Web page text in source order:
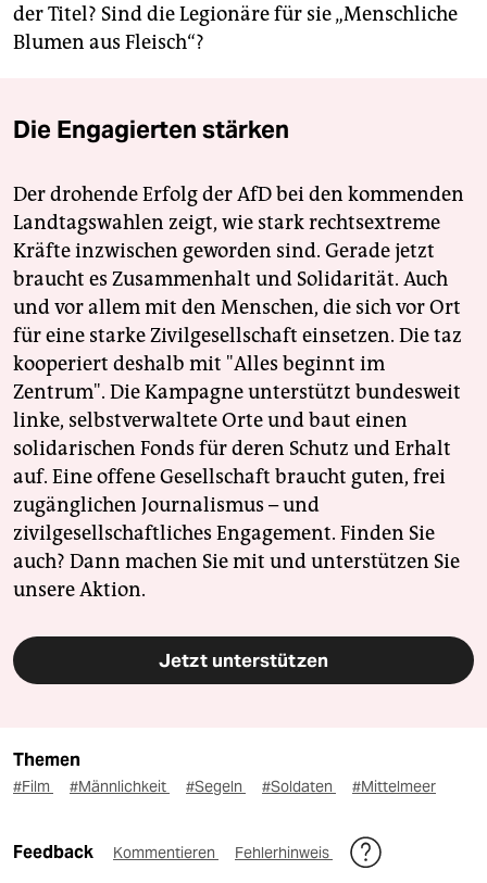
der Titel? Sind die Legionäre für sie „Menschliche
Blumen aus Fleisch“?
Die Engagierten stärken
Der drohende Erfolg der AfD bei den kommenden
Landtagswahlen zeigt, wie stark rechtsextreme
Kräfte inzwischen geworden sind. Gerade jetzt
braucht es Zusammenhalt und Solidarität. Auch
und vor allem mit den Menschen, die sich vor Ort
für eine starke Zivilgesellschaft einsetzen. Die taz
kooperiert deshalb mit "Alles beginnt im
Zentrum". Die Kampagne unterstützt bundesweit
linke, selbstverwaltete Orte und baut einen
solidarischen Fonds für deren Schutz und Erhalt
auf. Eine offene Gesellschaft braucht guten, frei
zugänglichen Journalismus – und
zivilgesellschaftliches Engagement. Finden Sie
auch? Dann machen Sie mit und unterstützen Sie
unsere Aktion.
Jetzt unterstützen
Themen
#Film #Männlichkeit #Segeln #Soldaten #Mittelmeer
Feedback Kommentieren Fehlerhinweis